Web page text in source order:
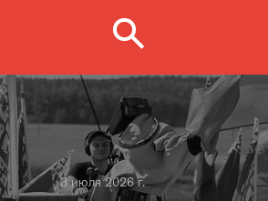
3 июля 2026 г.